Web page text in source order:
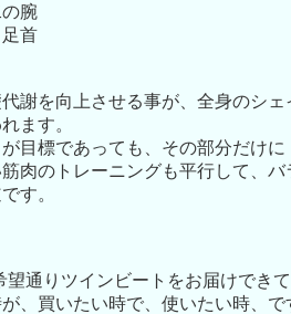
腕
首
謝を向上させる事が、全身のシ
ます。
目標であっても、その部分だけ
肉のトレーニングも平行して、
す。
望通りツインビートをお届けでき
、買いたい時で、使いたい時、で